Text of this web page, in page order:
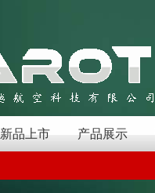
新品上市 产品展示